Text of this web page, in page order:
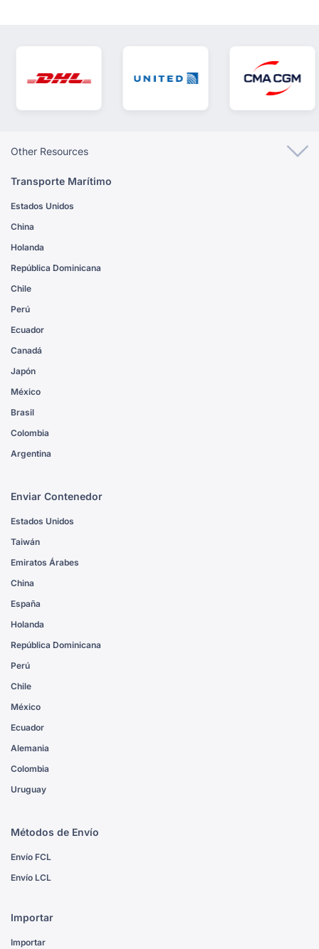
Other Resources
Transporte Marítimo
Estados Unidos
China
Holanda
República Dominicana
Chile
Perú
Ecuador
Canadá
Japón
México
Brasil
Colombia
Argentina
Enviar Contenedor
Estados Unidos
Taiwán
Emiratos Árabes
China
España
Holanda
República Dominicana
Perú
Chile
México
Ecuador
Alemania
Colombia
Uruguay
Métodos de Envío
Envío FCL
Envío LCL
Importar
Importar